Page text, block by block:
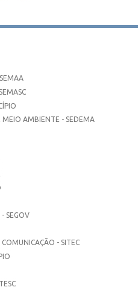
MEIO AMBIENTE - SEDEMA
SEGOV
- SITEC